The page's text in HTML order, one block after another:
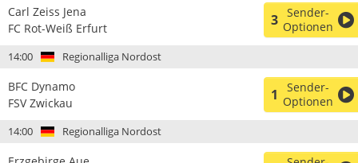
Carl Zeiss Jena
FC Rot-Weiß Erfurt
3 Sender-
Optionen
14:00 Regionalliga Nordost
BFC Dynamo
FSV Zwickau
1
Sender-
Optionen
14:00 Regionalliga Nordost